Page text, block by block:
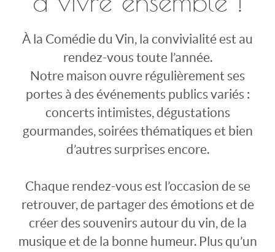
À la Comédie du Vin, la convivialité est au
rendez-vous toute l’année.
Notre maison ouvre régulièrement ses
portes à des événements publics variés :
concerts intimistes, dégustations
gourmandes, soirées thématiques et bien
d’autres surprises encore.
Chaque rendez-vous est l’occasion de se
retrouver, de partager des émotions et de
créer des souvenirs autour du vin, de la
musique et de la bonne humeur. Plus qu’un